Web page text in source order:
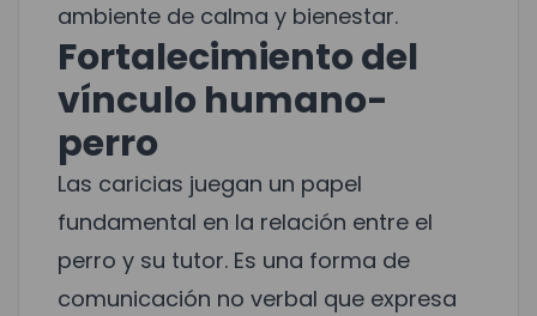
ambiente de calma y bienestar.
Fortalecimiento del
vínculo humano-
perro
Las caricias juegan un papel
fundamental en la relación entre el
perro y su tutor. Es una forma de
comunicación no verbal que expresa